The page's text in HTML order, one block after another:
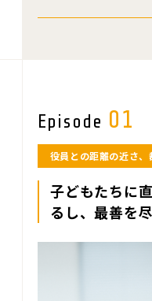
Episode 01
役員との距離の近さ、
子どもたちに
るし、最善を尽